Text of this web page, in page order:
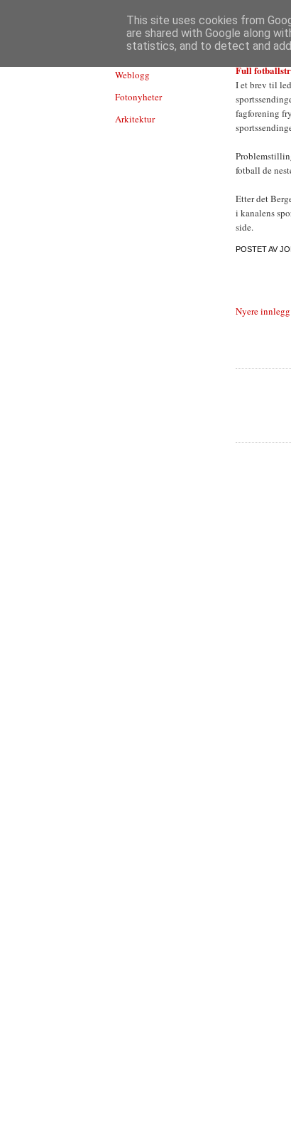
Weblogg
Fotonyheter
Arkitektur
Full
I et brev til
fagforening
fotball de
Etter det
i kanalens
side.
POSTET AV
Nyere innlegg
This site uses cookies from
are shared with Google along
statistics, and to detect and